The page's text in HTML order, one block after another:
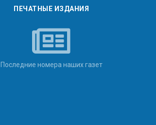
ПЕЧАТНЫЕ ИЗДАНИЯ
Последние номера наших газет